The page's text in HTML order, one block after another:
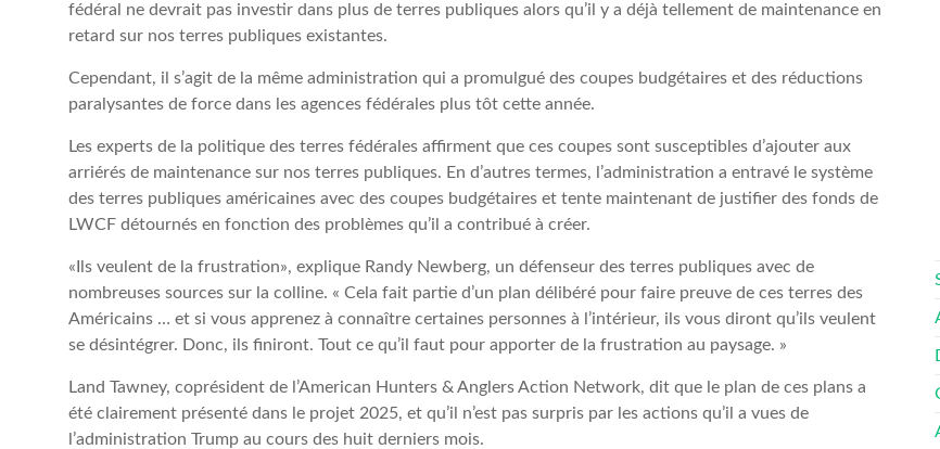
fédéral ne devrait pas investir dans plus de terres publiques alors qu’il y a déjà tellement de maintenance en
retard sur nos terres publiques existantes.
Cependant, il s’agit de la même administration qui a promulgué des coupes budgétaires et des réductions
paralysantes de force dans les agences fédérales plus tôt cette année.
Les experts de la politique des terres fédérales affirment que ces coupes sont susceptibles d’ajouter aux
arriérés de maintenance sur nos terres publiques. En d’autres termes, l’administration a entravé le système
des terres publiques américaines avec des coupes budgétaires et tente maintenant de justifier des fonds de
LWCF détournés en fonction des problèmes qu’il a contribué à créer.
«Ils veulent de la frustration», explique Randy Newberg, un défenseur des terres publiques avec de
nombreuses sources sur la colline. « Cela fait partie d’un plan délibéré pour faire preuve de ces terres des
Américains … et si vous apprenez à connaître certaines personnes à l’intérieur, ils vous diront qu’ils veulent
se désintégrer. Donc, ils finiront. Tout ce qu’il faut pour apporter de la frustration au paysage. »
Land Tawney, coprésident de l’American Hunters & Anglers Action Network, dit que le plan de ces plans a
été clairement présenté dans le projet 2025, et qu’il n’est pas surpris par les actions qu’il a vues de
l’administration Trump au cours des huit derniers mois.